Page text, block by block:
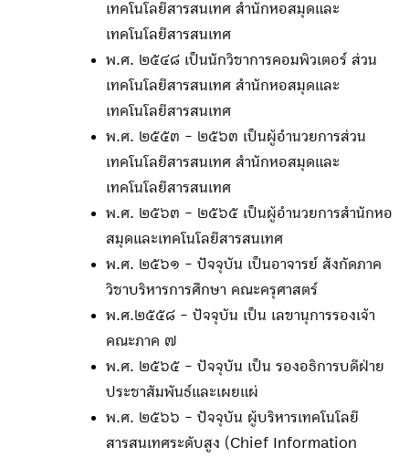
เทคโนโลยีสารสนเทศ สำนักหอสมุดและ
เทคโนโลยีสารสนเทศ
พ.ศ. ๒๕๔๘ เป็นนักวิชาการคอมพิวเตอร์ ส่วน
เทคโนโลยีสารสนเทศ สำนักหอสมุดและ
เทคโนโลยีสารสนเทศ
พ.ศ. ๒๕๕๓ - ๒๕๖๓ เป็นผู้อำนวยการส่วน
เทคโนโลยีสารสนเทศ สำนักหอสมุดและ
เทคโนโลยีสารสนเทศ
พ.ศ. ๒๕๖๓ - ๒๕๖๕ เป็นผู้อำนวยการสำนักหอ
สมุดและเทคโนโลยีสารสนเทศ
พ.ศ. ๒๕๖๑ - ปัจจุบัน เป็นอาจารย์ สังกัดภาค
วิชาบริหารการศึกษา คณะครุศาสตร์
พ.ศ.๒๕๕๘ - ปัจจุบัน เป็น เลขานุการรองเจ้า
คณะภาค ๗
พ.ศ. ๒๕๖๕ - ปัจจุบัน เป็น รองอธิการบดีฝ่าย
ประชาสัมพันธ์และเผยแผ่
พ.ศ. ๒๕๖๖ - ปัจจุบัน ผู้บริหารเทคโนโลยี
สารสนเทศระดับสูง (Chief Information